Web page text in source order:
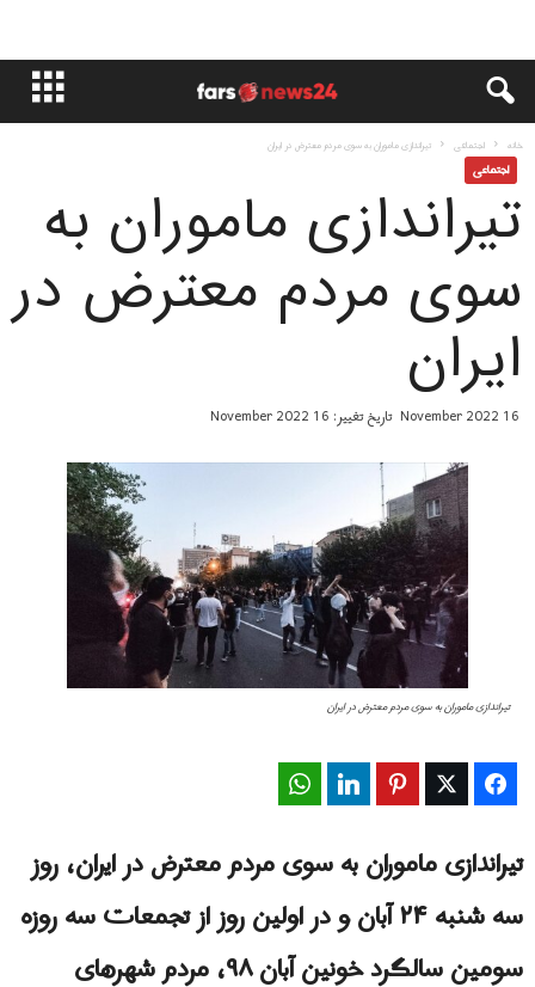
خانه اجتماعی تیراندازی ماموران به سوی مردم معترض در ايران
اجتماعی
تیراندازی ماموران به
سوی مردم معترض در
ايران
16 November 2022 تاریخ تغییر: 16 November 2022
تیراندازی ماموران به سوی مردم معترض در ايران
Facebook
Twitter
Pinterest
LinkedIn
تیراندازی ماموران به سوی مردم معترض در ايران، روز
سه شنبه ۲۴ آبان و در اولین روز از تجمعات سه روزه
سومین سالگرد خونین آبان ۹۸، مردم شهرهای